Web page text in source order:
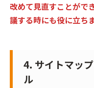
改めて見直すことがで
議する時にも役に立ちま
4. サイトマッ
ル